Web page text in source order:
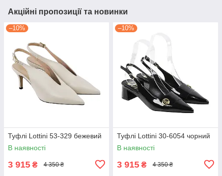
Акційні пропозиції та новинки
–10%
Туфлі Lottini 53-329 бежевий
В наявності
3 915 ₴ 4 350 ₴
–10%
Туфлі Lottini 30-6054 чорний
В наявності
3 915 ₴ 4 350 ₴